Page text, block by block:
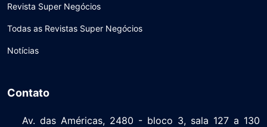
Revista Super Negócios
Todas as Revistas Super Negócios
Notícias
Contato
Av. das Américas, 2480 - bloco 3, sala 127 a 130